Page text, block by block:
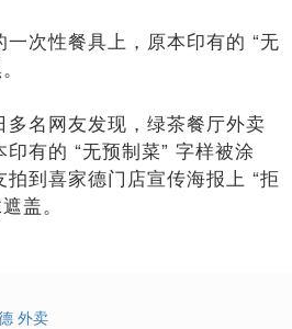
次性餐具上，原本印有的 “无
名网友发现，绿茶餐厅外卖
有的 “无预制菜” 字样被涂
到喜家德门店宣传海报上 “拒
盖。
外卖